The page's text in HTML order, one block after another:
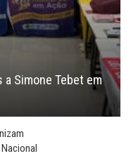
Simone Tebet em